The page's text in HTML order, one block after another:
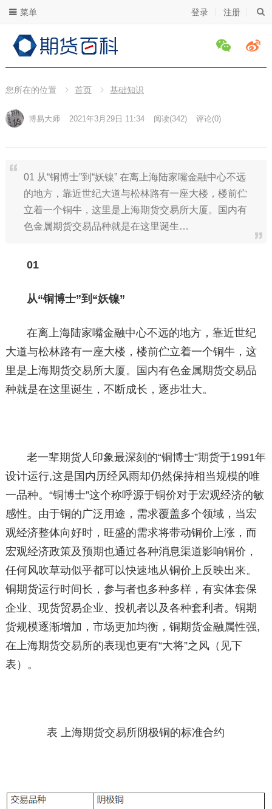
登录 注册
菜单
您所在的位置 首页 基础知识
博易大师 2021年3月29日 11:34 阅读(342) 评论(0)
01 从“铜博士”到“妖镍” 在离上海陆家嘴金融中心不远
的地方，靠近世纪大道与松林路有一座大楼，楼前伫
立着一个铜牛，这里是上海期货交易所大厦。国内有
色金属期货交易品种就是在这里诞生…
01
从“铜博士”到“妖镍”
在离上海陆家嘴金融中心不远的地方，靠近世纪
大道与松林路有一座大楼，楼前伫立着一个铜牛，这
里是上海期货交易所大厦。国内有色金属期货交易品
种就是在这里诞生，不断成长，逐步壮大。
老一辈期货人印象最深刻的“铜博士”期货于1991年
设计运行,这是国内历经风雨却仍然保持相当规模的唯
一品种。“铜博士”这个称呼源于铜价对于宏观经济的敏
感性。由于铜的广泛用途，需求覆盖多个领域，当宏
观经济整体向好时，旺盛的需求将带动铜价上涨，而
宏观经济政策及预期也通过各种消息渠道影响铜价，
任何风吹草动似乎都可以快速地从铜价上反映出来。
铜期货运行时间长，参与者也多种多样，有实体套保
企业、现货贸易企业、投机者以及各种套利者。铜期
货规模逐渐增加，市场更加均衡，铜期货金融属性强,
在上海期货交易所的表现也更有“大将”之风（见下
表）。
表 上海期货交易所阴极铜的标准合约